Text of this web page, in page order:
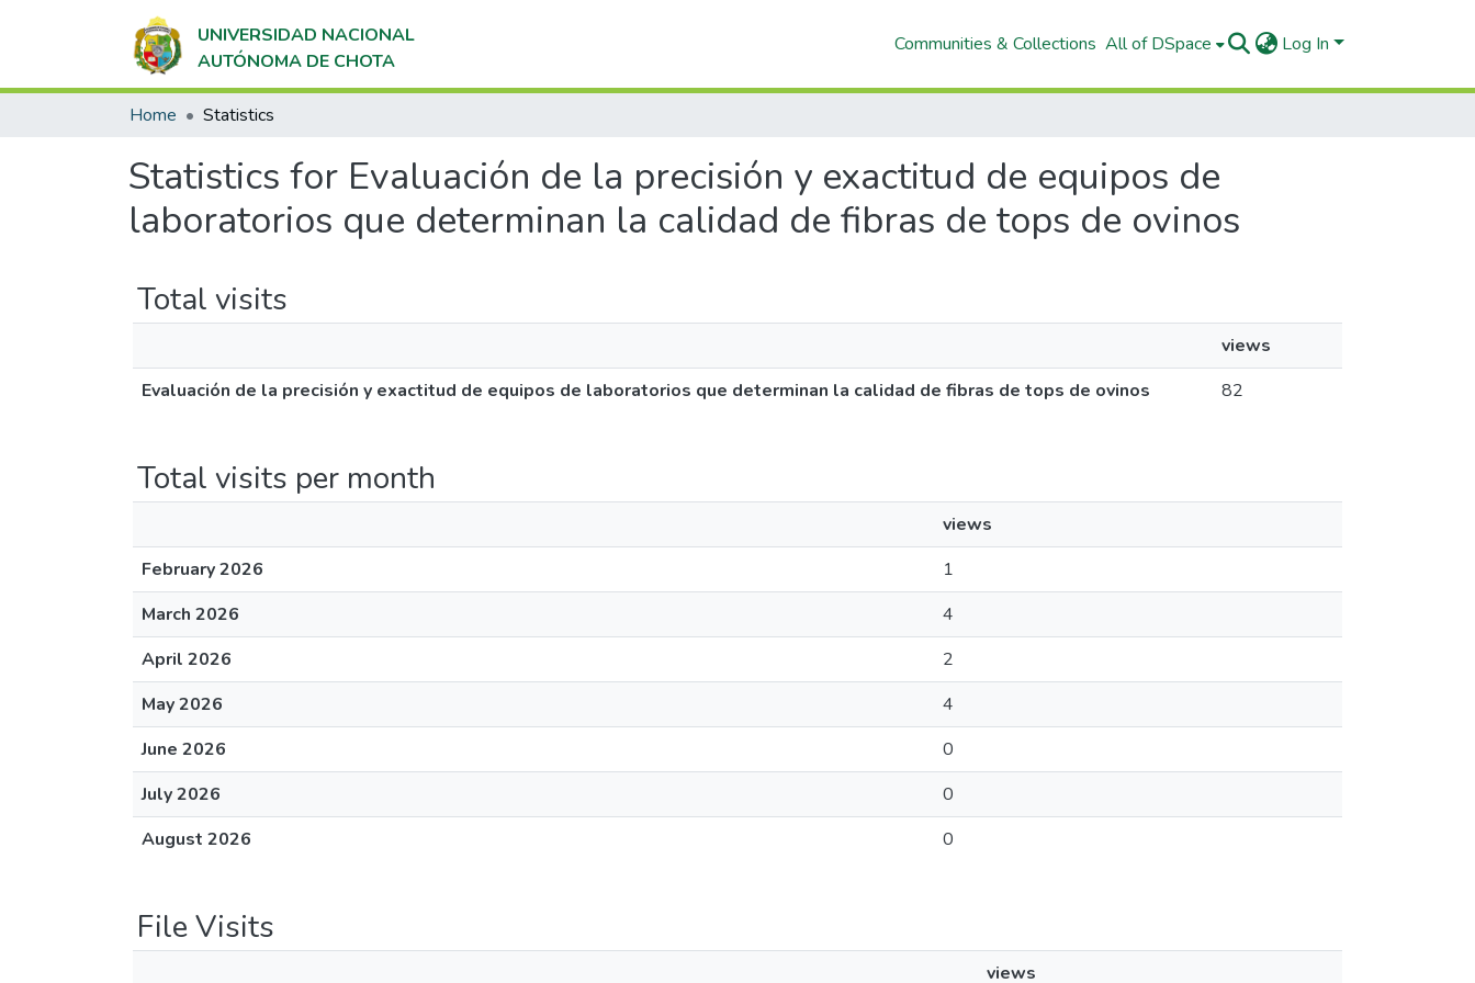
UNIVERSIDAD NACIONAL
AUTÓNOMA DE CHOTA
Communities & Collections All of DSpace Log In
Home Statistics
Statistics for Evaluación de la precisión y exactitud de equipos de
laboratorios que determinan la calidad de fibras de tops de ovinos
Total visits
views
Evaluación de la precisión y exactitud de equipos de laboratorios que determinan la calidad de fibras de tops de ovinos
82
Total visits per month
views
February 2026
1
March 2026
4
April 2026
2
May 2026
4
June 2026
0
July 2026
0
August 2026
0
File Visits
views